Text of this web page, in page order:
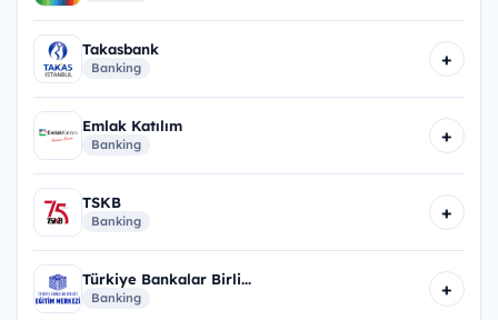
Takasbank
Banking +
Emlak Katılım
Banking +
TSKB
Banking +
Türkiye Bankalar Birli...
Banking +